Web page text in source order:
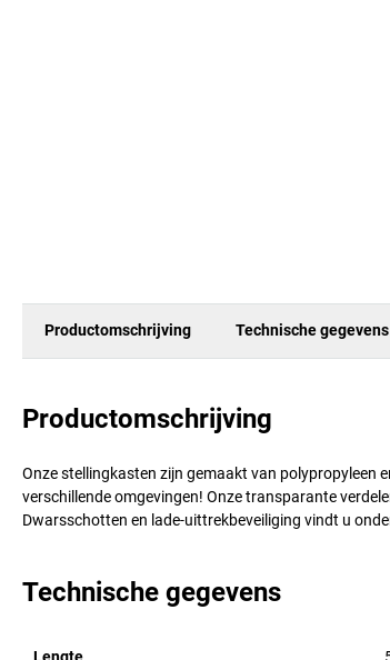
Productomschrijving Technische gegevens
Productomschrijving
Onze stellingkasten zijn gemaakt van polypropyleen
verschillende omgevingen! Onze transparante
Dwarsschotten en lade-uittrekbeveiliging vindt u
Technische gegevens
Lengte